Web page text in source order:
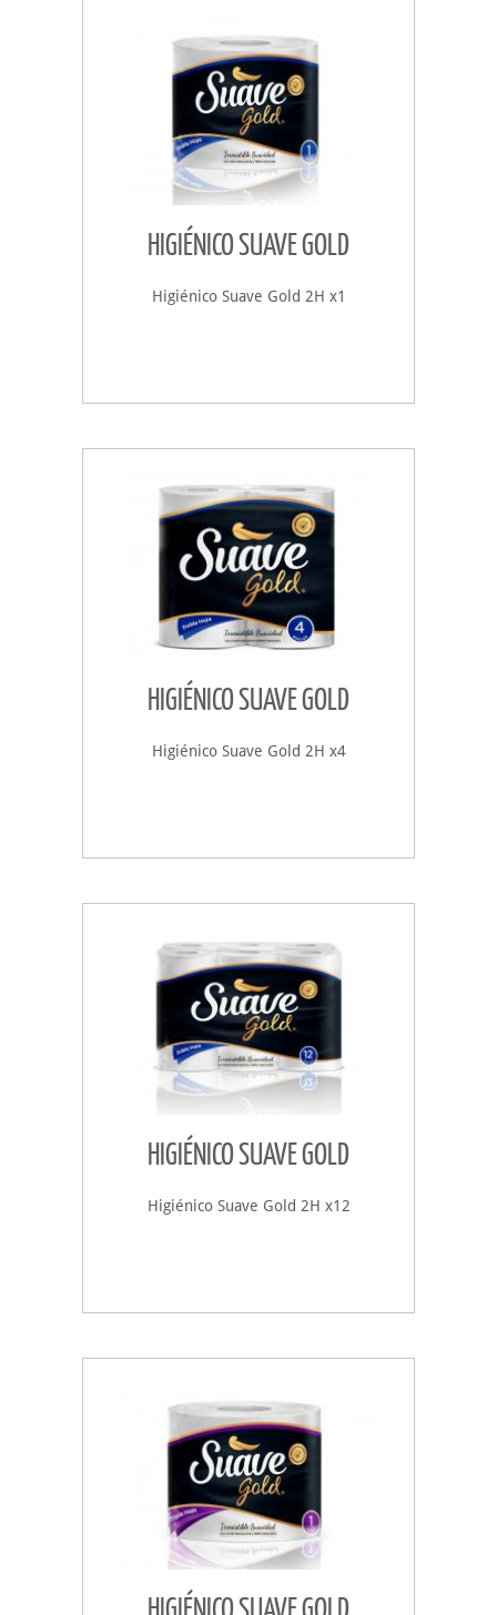
HIGIÉNICO SUAVE GOLD
Higiénico Suave Gold 2H x1
HIGIÉNICO SUAVE GOLD
Higiénico Suave Gold 2H x4
HIGIÉNICO SUAVE GOLD
Higiénico Suave Gold 2H x12